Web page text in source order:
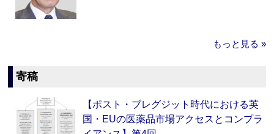
もっと見る »
寄稿
【ポスト・ブレグジット時代における英
国・EUの医薬品市場アクセスとコンプラ